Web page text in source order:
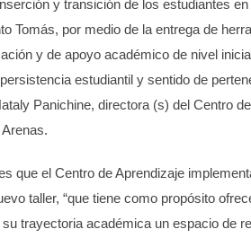
y transición de los estudiantes
Tomás, por medio de la entrega de
y de apoyo académico de nivel
estudiantil y sentido de
Panichine, directora (s) del Centro
que el Centro de Aprendizaje
taller, “que tiene como propósito
trayectoria académica un espacio de